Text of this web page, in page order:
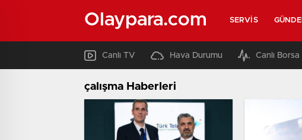
Olaypara.com SERVIS
Canlı TV Hava Durumu Canlı Borsa
çalışma Haberleri